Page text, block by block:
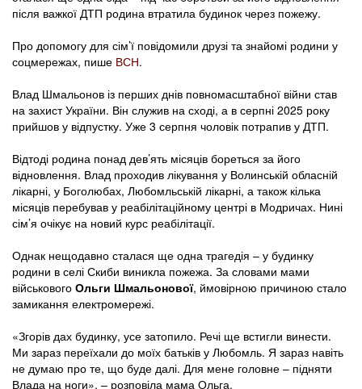
після важкої ДТП родина втратила будинок через пожежу.
Про допомогу для сім’ї повідомили друзі та знайомі родини у
соцмережах, пише ВСН.
Влад Шмальонов із перших днів повномасштабної війни став
на захист України. Він служив на сході, а в серпні 2025 року
прийшов у відпустку. Уже 3 серпня чоловік потрапив у ДТП.
Відтоді родина понад дев’ять місяців бореться за його
відновлення. Влад проходив лікування у Волинській обласній
лікарні, у Боголюбах, Любомльській лікарні, а також кілька
місяців перебував у реабілітаційному центрі в Модричах. Нині
сім’я очікує на новий курс реабілітації.
Однак нещодавно сталася ще одна трагедія – у будинку
родини в селі Скиби виникла пожежа. За словами мами
військового Ольги Шмальонової, ймовірною причиною стало
замикання електромережі.
«Згорів дах будинку, усе затопило. Речі ще встигли винести.
Ми зараз переїхали до моїх батьків у Любомль. Я зараз навіть
не думаю про те, що буде далі. Для мене головне – підняти
Влада на ноги», – розповіла мама Ольга.